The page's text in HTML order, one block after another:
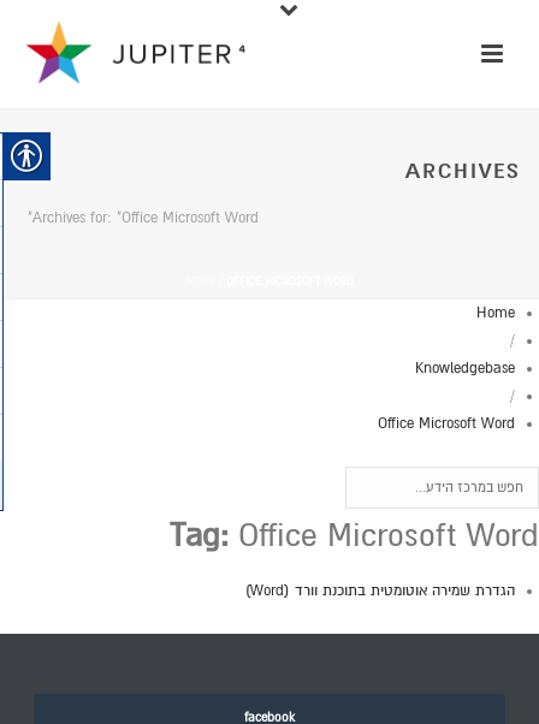
ARCHIVES
Archives for: "Office Microsoft Word"
Home
/
Knowledgebase
/
Office Microsoft Word
Tag: Office Microsoft Word
הגדרת שמירה אוטומטית בתוכנת וורד (Word)
facebook